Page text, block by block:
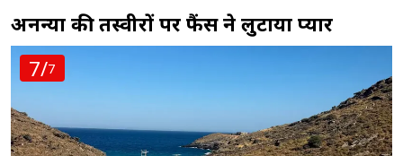
अनन्या की तस्वीरों पर फैंस ने लुटाया प्यार
7/7